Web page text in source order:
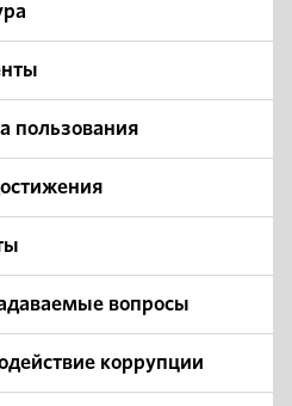
пользования
вопросы
коррупции